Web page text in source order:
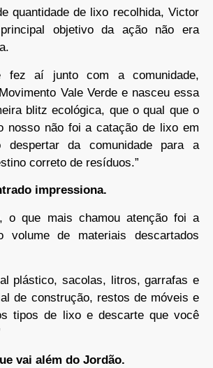
quantidade de lixo recolhida, Victor
objetivo da ação não era
fez aí junto com a comunidade,
Vale Verde e nasceu essa
blitz ecológica, que o qual que o
nosso não foi a catação de lixo em
da comunidade para a
correto de resíduos.”
impressiona.
o que mais chamou atenção foi a
volume de materiais descartados
plástico, sacolas, litros, garrafas e
de construção, restos de móveis e
tipos de lixo e descarte que você
vai além do Jordão.